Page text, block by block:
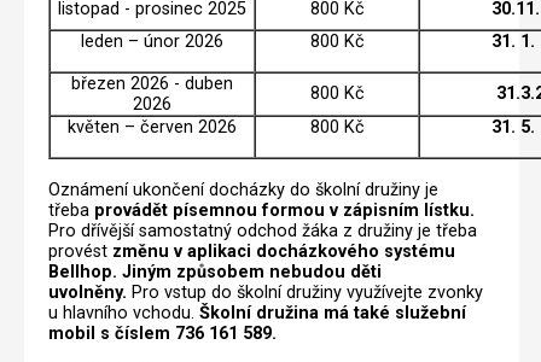
listopad - prosinec 2025 800 Kč
leden – únor 2026
800 Kč 31. 1.
březen 2026 - duben
2026
800 Kč
květen – červen 2026
800 Kč 31. 5.
Oznámení ukončení docházky do školní družiny je
třeba provádět písemnou formou v zápisním lístku.
Pro dřívější samostatný odchod žáka z družiny je třeba
provést změnu v aplikaci docházkového systému
Bellhop. Jiným způsobem nebudou děti
uvolněny. Pro vstup do školní družiny využívejte zvonky
u hlavního vchodu. Školní družina má také služební
mobil s číslem 736 161 589.